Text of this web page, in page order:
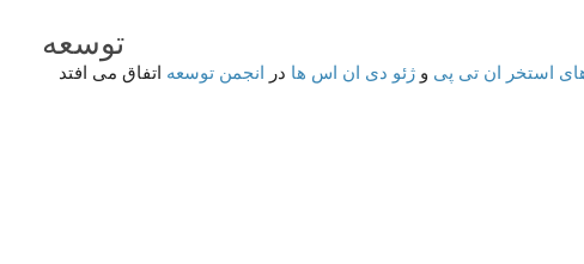
توسعه
استخر ان تی پی و ژئو دی ان اس ها در انجمن توسعه اتفاق می افتد